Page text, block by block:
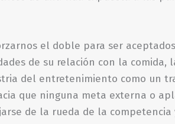
el doble para ser
de su relación con la comida,
del entretenimiento como un
que ninguna meta externa o
de la rueda de la competencia